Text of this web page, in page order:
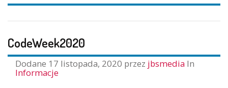
CodeWeek2020
Dodane 17 listopada, 2020 przez jbsmedia In
Informacje